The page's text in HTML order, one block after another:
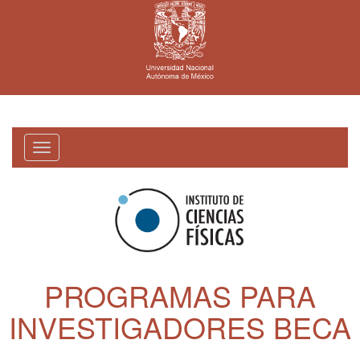
Toggle
navigation
PROGRAMAS PARA
INVESTIGADORES BECA